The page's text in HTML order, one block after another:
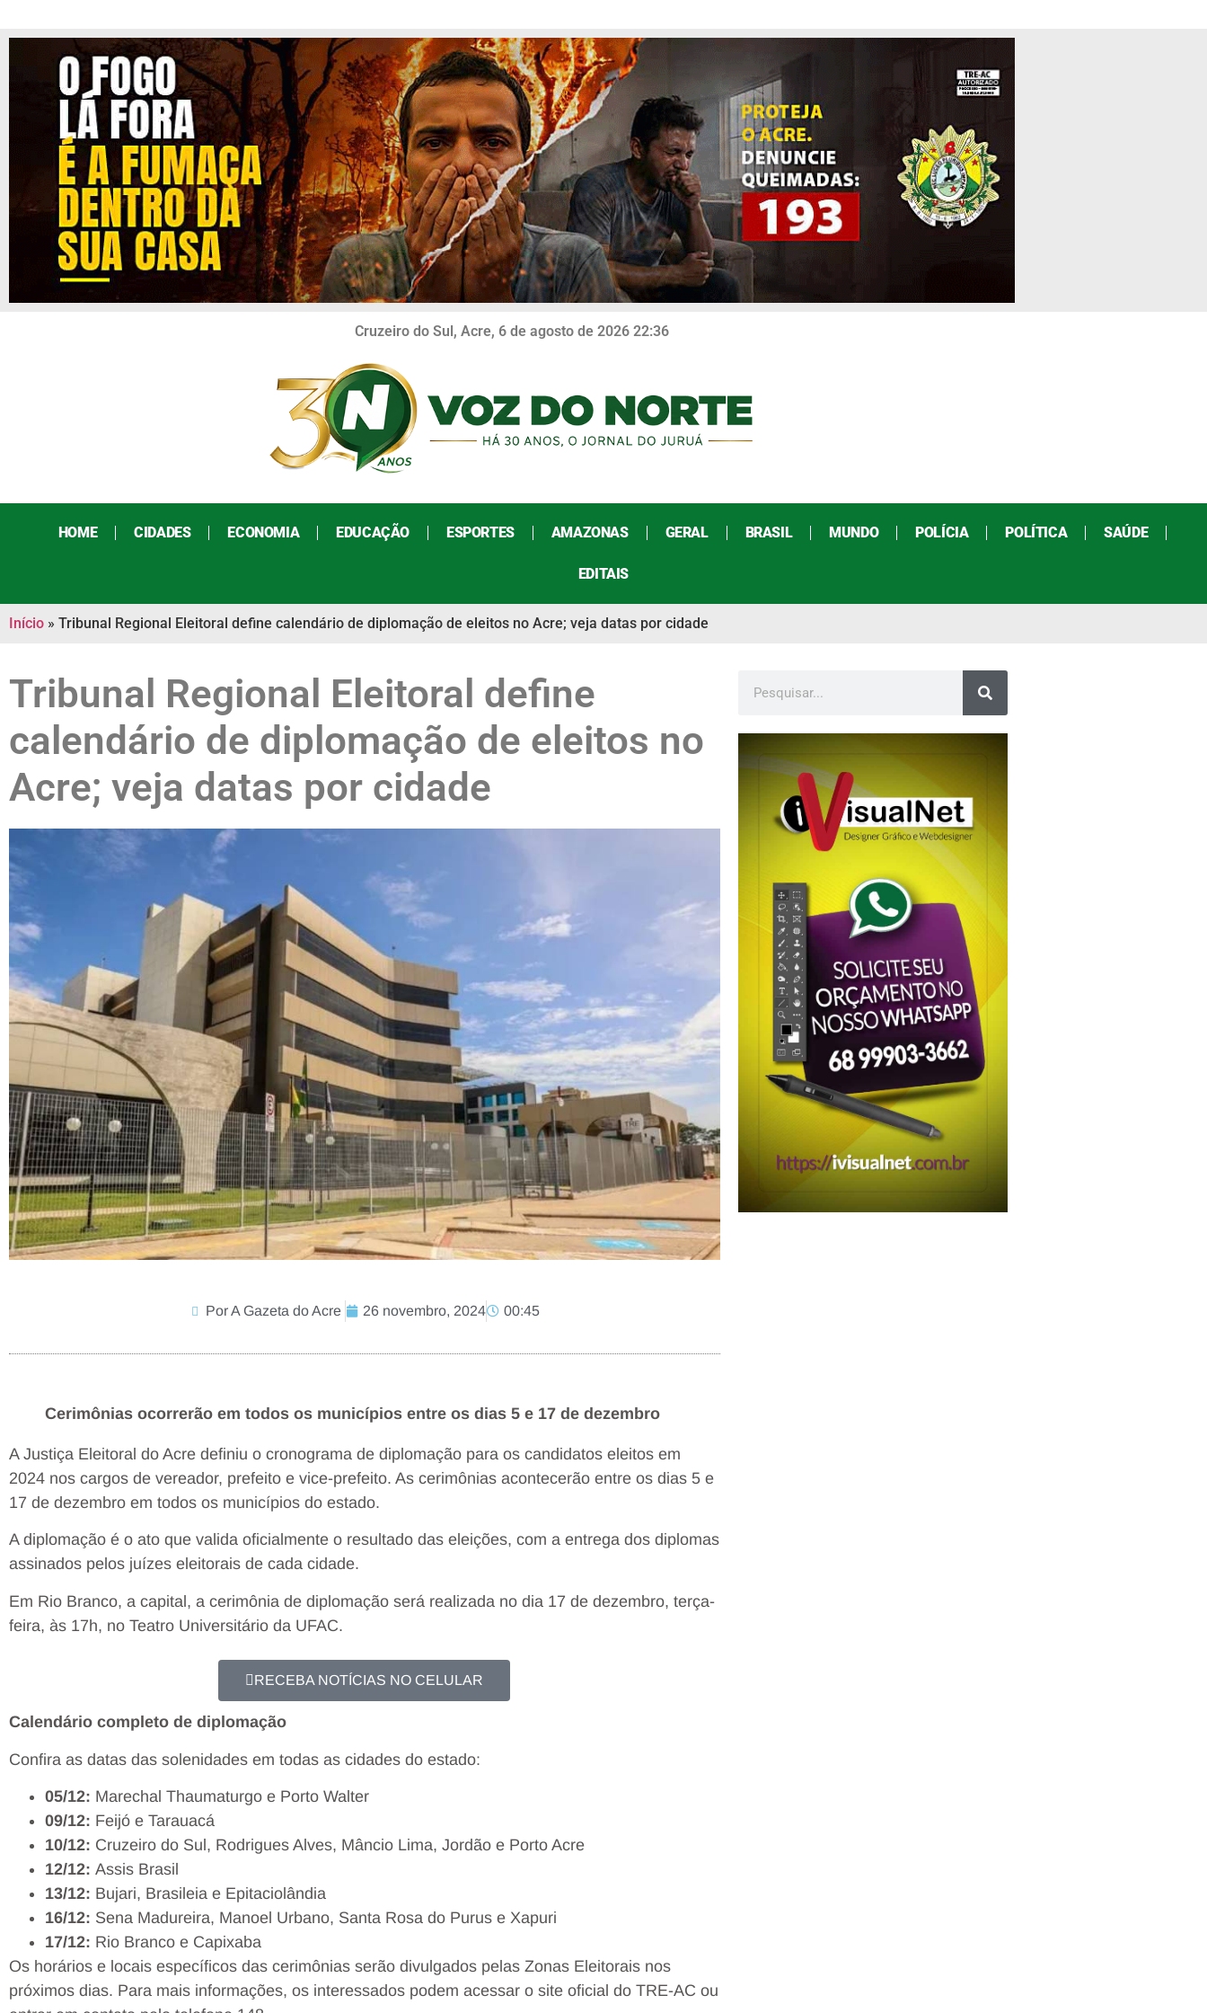
Cruzeiro do Sul, Acre, 6 de agosto de 2026 22:36
HOME CIDADES ECONOMIA EDUCAÇÃO ESPORTES AMAZONAS GERAL BRASIL MUNDO POLÍCIA POLÍTICA SAÚDE
EDITAIS
Início » Tribunal Regional Eleitoral define calendário de diplomação de eleitos no Acre; veja datas por cidade
Tribunal Regional Eleitoral define
calendário de diplomação de eleitos no
Acre; veja datas por cidade
Por A Gazeta do Acre 26 novembro, 2024 00:45
Cerimônias ocorrerão em todos os municípios entre os dias 5 e 17 de dezembro
A Justiça Eleitoral do Acre definiu o cronograma de diplomação para os candidatos eleitos em
2024 nos cargos de vereador, prefeito e vice-prefeito. As cerimônias acontecerão entre os dias 5 e
17 de dezembro em todos os municípios do estado.
A diplomação é o ato que valida oficialmente o resultado das eleições, com a entrega dos diplomas
assinados pelos juízes eleitorais de cada cidade.
Em Rio Branco, a capital, a cerimônia de diplomação será realizada no dia 17 de dezembro, terça-
feira, às 17h, no Teatro Universitário da UFAC.
RECEBA NOTÍCIAS NO CELULAR
Calendário completo de diplomação
Confira as datas das solenidades em todas as cidades do estado:
05/12: Marechal Thaumaturgo e Porto Walter
09/12: Feijó e Tarauacá
10/12: Cruzeiro do Sul, Rodrigues Alves, Mâncio Lima, Jordão e Porto Acre
12/12: Assis Brasil
13/12: Bujari, Brasileia e Epitaciolândia
16/12: Sena Madureira, Manoel Urbano, Santa Rosa do Purus e Xapuri
17/12: Rio Branco e Capixaba
Os horários e locais específicos das cerimônias serão divulgados pelas Zonas Eleitorais nos
próximos dias. Para mais informações, os interessados podem acessar o site oficial do TRE-AC ou